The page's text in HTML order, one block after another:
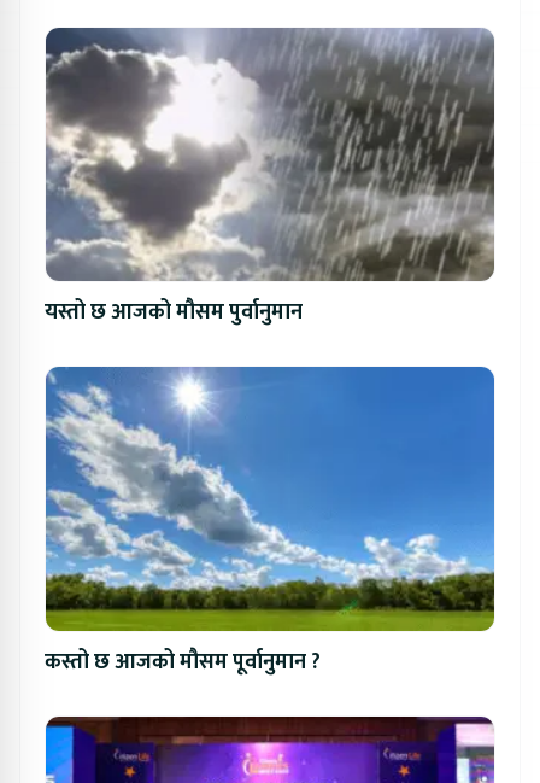
यस्तो छ आजको मौसम पुर्वानुमान
कस्तो छ आजको मौसम पूर्वानुमान ?